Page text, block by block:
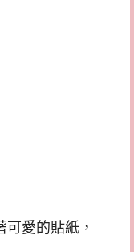
愛的貼紙，